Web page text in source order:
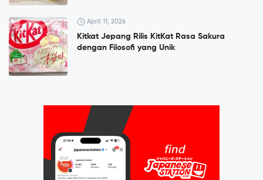
April 11, 2026
Kitkat Jepang Rilis KitKat Rasa Sakura
dengan Filosofi yang Unik